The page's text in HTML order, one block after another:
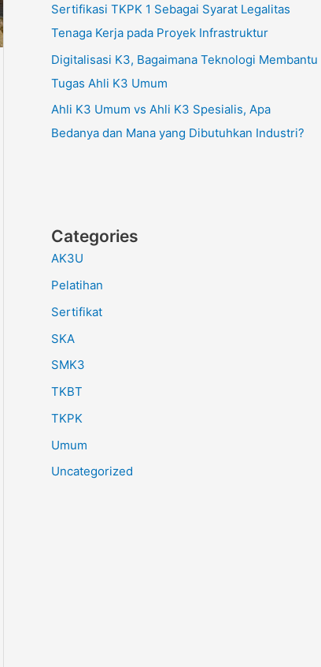
Sertifikasi TKPK 1 Sebagai Syarat Legalitas
Tenaga Kerja pada Proyek Infrastruktur
Digitalisasi K3, Bagaimana Teknologi Membantu
Tugas Ahli K3 Umum
Ahli K3 Umum vs Ahli K3 Spesialis, Apa
Bedanya dan Mana yang Dibutuhkan Industri?
Categories
AK3U
Pelatihan
Sertifikat
SKA
SMK3
TKBT
TKPK
Umum
Uncategorized